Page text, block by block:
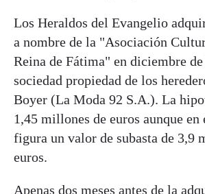
Los Heraldos del Evangelio
a nombre de la "Asociación
Reina de Fátima" en diciembre de
sociedad propiedad de los
Boyer (La Moda 92 S.A.). La
1,45 millones de euros aunque
figura un valor de subasta de 3,9
euros.
Apenas dos meses antes de la